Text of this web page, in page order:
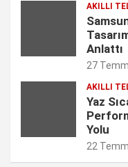
AKILLI
Anlattı
27
AKILLI
Yaz
Yolu
22